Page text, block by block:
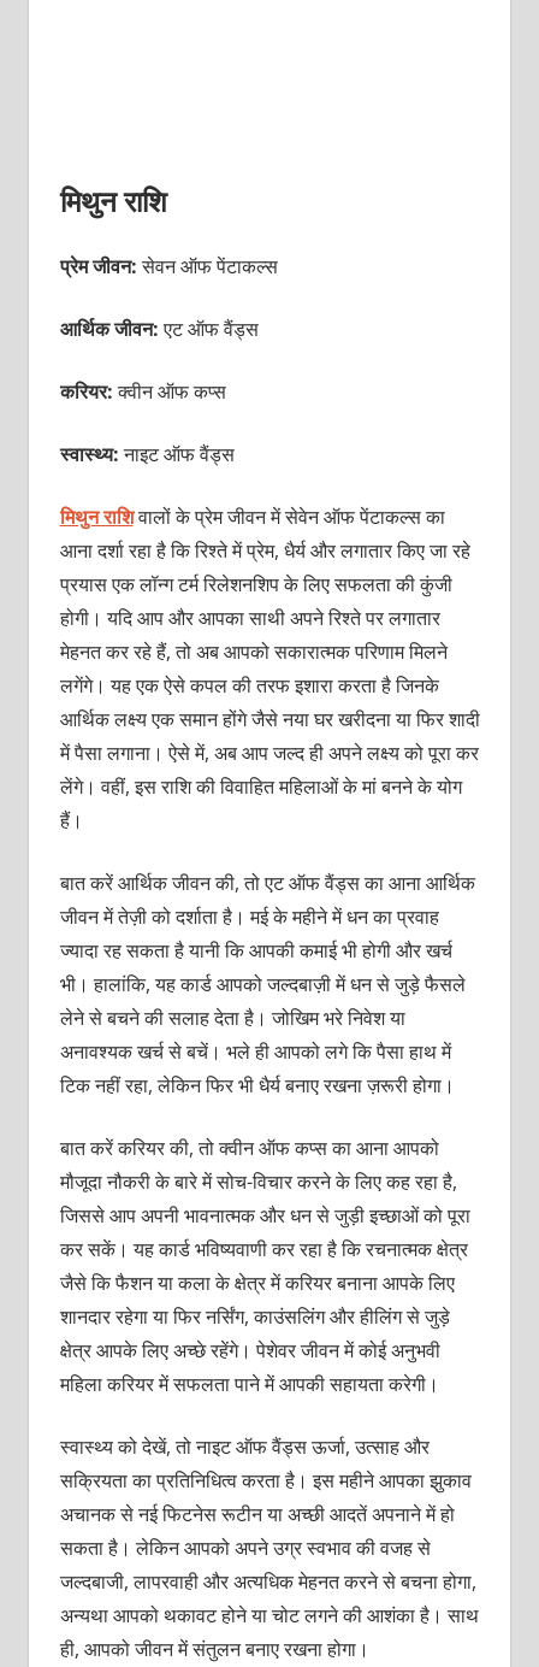
मिथुन राशि
प्रेम जीवन:सेवन ऑफ पेंटाकल्स
आर्थिक जीवन:एट ऑफ वैंड्स
करियर:क्‍वीन ऑफ कप्‍स
स्वास्थ्य:नाइट ऑफ वैंड्स
मिथुन राशिवालों के प्रेम जीवन में सेवेन ऑफ पेंटाकल्स का
आना दर्शा रहा है कि रिश्ते में प्रेम, धैर्य और लगातार किए जा रहे
प्रयास एक लॉन्ग टर्म रिलेशनशिप के लिए सफलता की कुंजी
होगी। यदि आप और आपका साथी अपने रिश्ते पर लगातार
मेहनत कर रहे हैं, तो अब आपको सकारात्मक परिणाम मिलने
लगेंगे। यह एक ऐसे कपल की तरफ इशारा करता है जिनके
आर्थिक लक्ष्य एक समान होंगे जैसे नया घर खरीदना या फिर शादी
में पैसा लगाना। ऐसे में, अब आप जल्द ही अपने लक्ष्य को पूरा कर
लेंगे। वहीं, इस राशि की विवाहित महिलाओं के मां बनने के योग
हैं।
बात करें आर्थिक जीवन की, तो एट ऑफ वैंड्स का आना आर्थिक
जीवन में तेज़ी को दर्शाता है। मई के महीने में धन का प्रवाह
ज्यादा रह सकता है यानी कि आपकी कमाई भी होगी और खर्च
भी। हालांकि, यह कार्ड आपको जल्दबाज़ी में धन से जुड़े फैसले
लेने से बचने की सलाह देता है। जोखिम भरे निवेश या
अनावश्यक खर्च से बचें। भले ही आपको लगे कि पैसा हाथ में
टिक नहीं रहा, लेकिन फिर भी धैर्य बनाए रखना ज़रूरी होगा।
बात करें करियर की, तो क्वीन ऑफ कप्स का आना आपको
मौजूदा नौकरी के बारे में सोच-विचार करने के लिए कह रहा है,
जिससे आप अपनी भावनात्मक और धन से जुड़ी इच्छाओं को पूरा
कर सकें। यह कार्ड भविष्यवाणी कर रहा है कि रचनात्मक क्षेत्र
जैसे कि फैशन या कला के क्षेत्र में करियर बनाना आपके लिए
शानदार रहेगा या फिर नर्सिंग, काउंसलिंग और हीलिंग से जुड़े
क्षेत्र आपके लिए अच्छे रहेंगे। पेशेवर जीवन में कोई अनुभवी
महिला करियर में सफलता पाने में आपकी सहायता करेगी।
स्वास्थ्य को देखें, तो नाइट ऑफ वैंड्स ऊर्जा, उत्साह और
सक्रियता का प्रतिनिधित्व करता है। इस महीने आपका झुकाव
अचानक से नई फिटनेस रूटीन या अच्छी आदतें अपनाने में हो
सकता है। लेकिन आपको अपने उग्र स्वभाव की वजह से
जल्दबाजी, लापरवाही और अत्यधिक मेहनत करने से बचना होगा,
अन्यथा आपको थकावट होने या चोट लगने की आशंका है। साथ
ही, आपको जीवन में संतुलन बनाए रखना होगा।